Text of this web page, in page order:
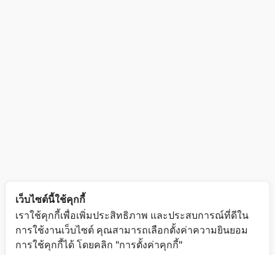
เว็บไซต์นี้ใช้คุกกี้
เราใช้คุกกี้เพื่อเพิ่มประสิทธิภาพ และประสบการณ์ที่ดีใน
การใช้งานเว็บไซต์ คุณสามารถเลือกตั้งค่าความยินยอม
การใช้คุกกี้ได้ โดยคลิก "การตั้งค่าคุกกี้"